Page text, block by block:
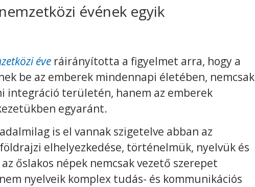
évének egyik
éve ráirányította a figyelmet arra, hogy a
be az emberek mindennapi életében, nemcsak
integráció területén, hanem az emberek
egyaránt.
is el vannak szigetelve abban az
elhelyezkedése, történelmük, nyelvük és
őslakos népek nemcsak vezető szerepet
nyelveik komplex tudás- és kommunikációs